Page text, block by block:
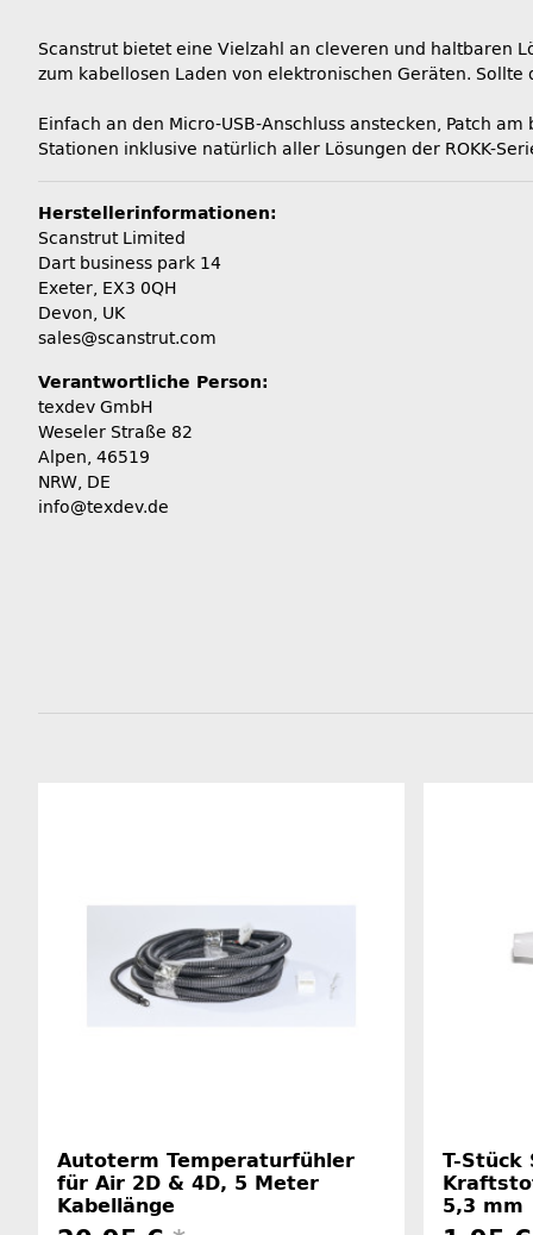
Scanstrut bietet eine Vielzahl an cleveren und haltbaren
zum kabellosen Laden von elektronischen Geräten.
Einfach an den Micro-USB-Anschluss anstecken, Patch
Stationen inklusive natürlich aller Lösungen der ROKK-
Herstellerinformationen:
Scanstrut Limited
Dart business park 14
Exeter, EX3 0QH
Devon, UK
sales@scanstrut.com
Verantwortliche Person:
texdev GmbH
Weseler Straße 82
Alpen, 46519
NRW, DE
info@texdev.de
Autoterm Temperaturfühler
für Air 2D & 4D, 5 Meter
Kabellänge
T-Stück
5,3 mm